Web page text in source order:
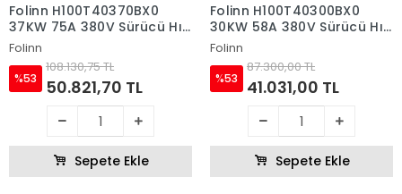
Folinn H100T40370BX0
37KW 75A 380V Sürücü Hız
Kontrol Cihazı
Folinn
%53
108.130,75 TL
50.821,70 TL
Sepete Ekle
Folinn H100T40300BX0
30KW 58A 380V Sürücü Hız
Kontrol Cihazı
Folinn
%53
87.300,00 TL
41.031,00 TL
Sepete Ekle